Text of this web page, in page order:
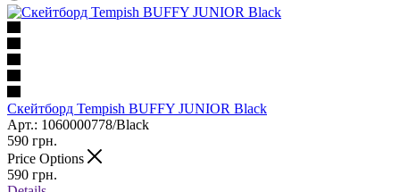
Скейтборд Tempish BUFFY JUNIOR Black
Арт.: 1060000778/Black
590 грн.
Price Options
590 грн.